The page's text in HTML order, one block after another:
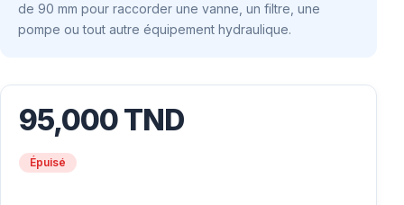
de 90 mm pour raccorder une vanne, un filtre, une
pompe ou tout autre équipement hydraulique.
95,000TND
Épuisé